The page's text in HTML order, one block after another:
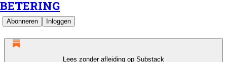
BETERING
Abonneren Inloggen
Lees zonder afleiding op Substack